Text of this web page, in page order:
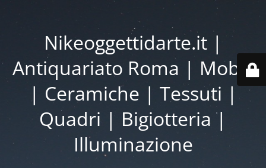
Nikeoggettidarte.it |
Antiquariato Roma | Mobili
| Ceramiche | Tessuti |
Quadri | Bigiotteria |
Illuminazione